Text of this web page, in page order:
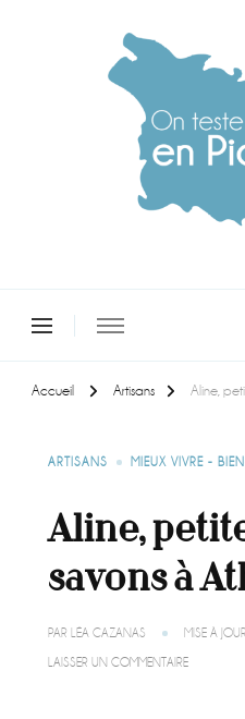
Accueil Artisans Aline,
ARTISANS MIEUX VIVRE -
Aline,
savons à
PAR LÉA CAZANAS MISE À
LAISSER UN COMMENTAIRESUR